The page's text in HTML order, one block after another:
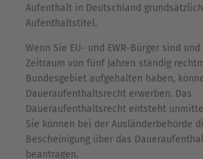
Aufenthalt in Deutschland
Aufenthaltstitel.
Wenn Sie EU- und EWR-Bürger sind
Zeitraum von fünf Jahren ständig
Bundesgebiet aufgehalten haben,
Daueraufenthaltsrecht erwerben. Das
Daueraufenthaltsrecht entsteht
Sie können bei der Ausländerbehörde
Bescheinigung über das
beantragen.